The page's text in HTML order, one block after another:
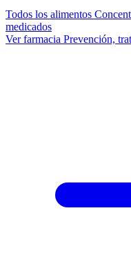
Todos los alimentos
medicados
Ver farmacia Prevención,